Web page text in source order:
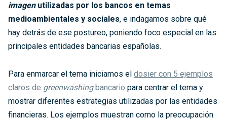
imagenutilizadas por los bancos en temas
medioambientales y sociales, e indagamos sobre qué
hay detrás de ese postureo, poniendo foco especial en las
principales entidades bancarias españolas.
Para enmarcar el tema iniciamos el dosier con 5 ejemplos
claros de greenwashingbancario para centrar el tema y
mostrar diferentes estrategias utilizadas por las entidades
financieras. Los ejemplos muestran como la preocupación